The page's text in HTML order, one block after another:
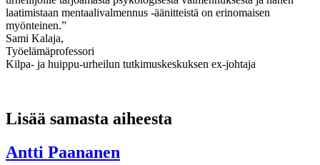
laatimistaan mentaalivalmennus -äänitteistä on erinomaisen
myönteinen.”
Sami Kalaja,
Työelämäprofessori
Kilpa- ja huippu-urheilun tutkimuskeskuksen ex-johtaja
Lisää samasta aiheesta
Antti Paananen